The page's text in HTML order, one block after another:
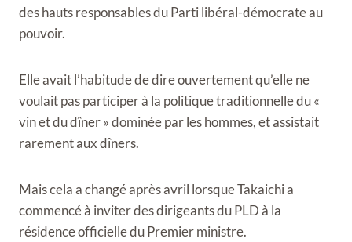
des hauts responsables du Parti libéral-démocrate au
pouvoir.
Elle avait l’habitude de dire ouvertement qu’elle ne
voulait pas participer à la politique traditionnelle du «
vin et du dîner » dominée par les hommes, et assistait
rarement aux dîners.
Mais cela a changé après avril lorsque Takaichi a
commencé à inviter des dirigeants du PLD à la
résidence officielle du Premier ministre.